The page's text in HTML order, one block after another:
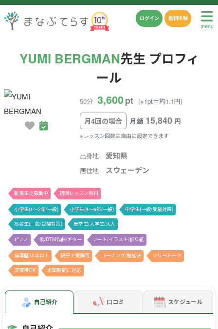
menu
ログイン 無料体験
YUMI BERGMAN先生 プロフィ
ール
50分 3,600pt (※1pt＝約1.1円)
月4回の場合 月額 15,840 円
※レッスン回数は自由に設定できます
出身地 愛知県
居住地 スウェーデン
新規生徒募集中 初回レッスン無料
小学生(1〜3年/一般) 小学生(4〜6年/一般) 中学生(一般/受験対策)
高校生(一般/受験対策) 既卒生/大学生/大人
ピアノ 歌/DTM作曲/ギター アート/イラスト/折り紙
指導歴10年以上 親子で受講可 コーチング/勉強法 フリートーク
深夜帯OK 米国時間に対応
自己紹介 口コミ スケジュール